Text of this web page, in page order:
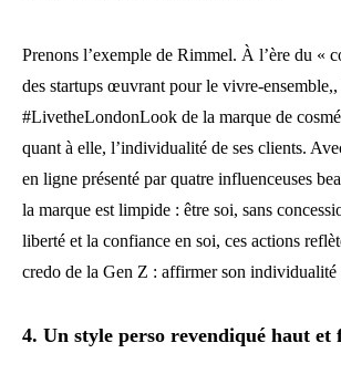
Prenons l’exemple de Rimmel. À l’ère du «
des startups œuvrant pour le vivre-ensemble,,
#LivetheLondonLook de la marque de
quant à elle, l’individualité de ses clients.
en ligne présenté par quatre influenceuses
la marque est limpide : être soi, sans
liberté et la confiance en soi, ces actions
credo de la Gen Z : affirmer son individualité
4. Un style perso revendiqué haut et